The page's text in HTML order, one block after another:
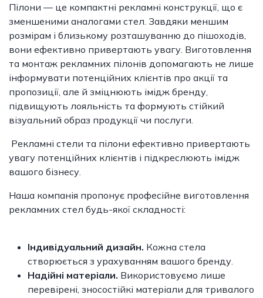
Пілони — це компактні рекламні конструкції, що є
зменшеними аналогами стел. Завдяки меншим
розмірам і близькому розташуванню до пішоходів,
вони ефективно привертають увагу. Виготовлення
та монтаж рекламних пілонів допомагають не лише
інформувати потенційних клієнтів про акції та
пропозиції, але й зміцнюють імідж бренду,
підвищують лояльність та формують стійкий
візуальний образ продукції чи послуги.
Рекламні стели та пілони ефективно привертають
увагу потенційних клієнтів і підкреслюють імідж
вашого бізнесу.
Наша компанія пропонує професійне виготовлення
рекламних стел будь-якої складності:
Індивідуальний дизайн. Кожна стела
створюється з урахуванням вашого бренду.
Надійні матеріали. Використовуємо лише
перевірені, зносостійкі матеріали для тривалого